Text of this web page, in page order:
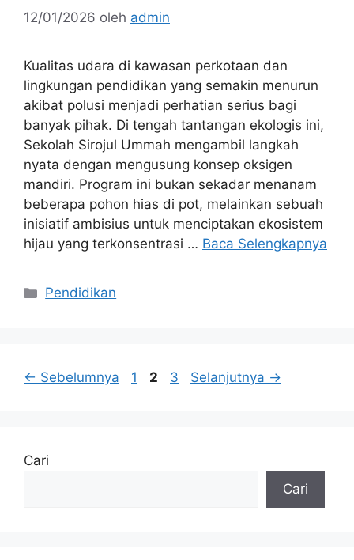
12/01/2026 oleh admin
Kualitas udara di kawasan perkotaan dan
lingkungan pendidikan yang semakin menurun
akibat polusi menjadi perhatian serius bagi
banyak pihak. Di tengah tantangan ekologis ini,
Sekolah Sirojul Ummah mengambil langkah
nyata dengan mengusung konsep oksigen
mandiri. Program ini bukan sekadar menanam
beberapa pohon hias di pot, melainkan sebuah
inisiatif ambisius untuk menciptakan ekosistem
hijau yang terkonsentrasi … Baca Selengkapnya
Kategori
Pendidikan
← Sebelumnya Halaman
1 Halaman
2 Halaman
3 Selanjutnya →
Cari
Cari